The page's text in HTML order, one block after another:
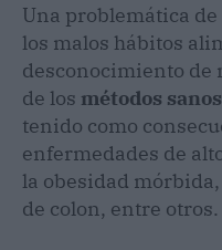
Una problemática
los malos hábitos
desconocimiento de
de los métodos
tenido como
enfermedades de
la obesidad
de colon, entre otros.